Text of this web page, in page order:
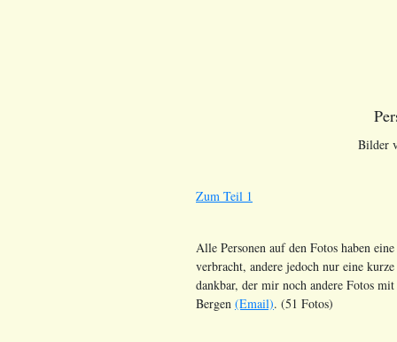
Bilder
Zum Teil 1
Alle Personen auf den Fotos haben
verbracht, andere jedoch nur eine
dankbar, der mir noch andere Fotos
Bergen (Email). (51 Fotos)